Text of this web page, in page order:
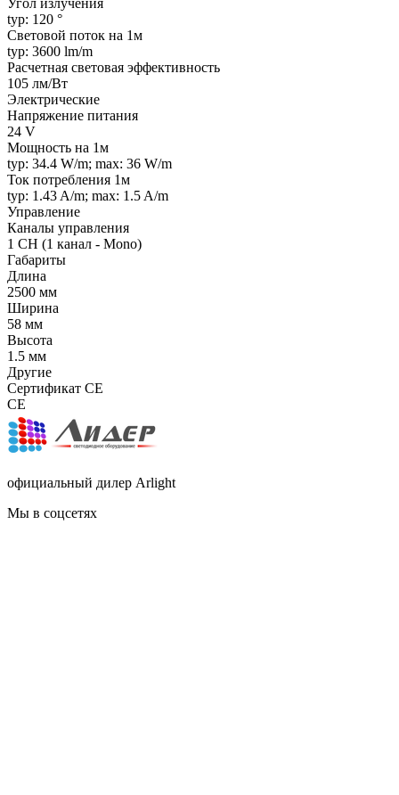
Угол излучения
typ: 120 °
Световой поток на 1м
typ: 3600 lm/m
Расчетная световая эффективность
105 лм/Вт
Электрические
Напряжение питания
24 V
Мощность на 1м
typ: 34.4 W/m; max: 36 W/m
Ток потребления 1м
typ: 1.43 A/m; max: 1.5 A/m
Управление
Каналы управления
1 CH (1 канал - Mono)
Габариты
Длина
2500 мм
Ширина
58 мм
Высота
1.5 мм
Другие
Сертификат CE
CE
официальный дилер Arlight
Мы в соцсетях